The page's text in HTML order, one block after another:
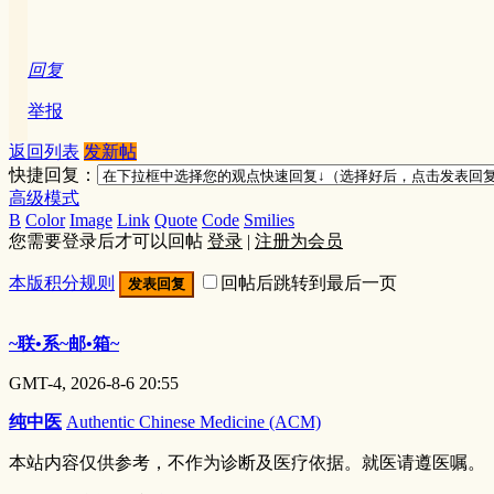
回复
举报
返回列表 发新帖
快捷回复：
高级模式
B Color Image Link Quote Code Smilies
您需要登录后才可以回帖 登录 | 注册为会员
本版积分规则 发表回复 回帖后跳转到最后一页
~联•系~邮•箱~
GMT-4, 2026-8-6 20:55
纯中医 Authentic Chinese Medicine (ACM)
本站内容仅供参考，不作为诊断及医疗依据。就医请遵医嘱。